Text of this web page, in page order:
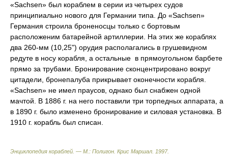
«Sachsen» был кораблем в серии из четырех судов
принципиально нового для Германии типа. До «Sachsen»
Германия строила броненосцы только с бортовым
расположеним батарейной артиллерии. На этих же кораблях
два 260-мм (10,25") орудия располагались в грушевидном
редуте в носу корабля, а остальные  в прямоугольном барбете
прямо за трубами. Бронирование сконцентрировано вокруг
цитадели, бронепалуба прикрывает оконечности корабля.
«Sachsen» не имел праусов, однако был снабжен одной
мачтой. В 1886 г. на него поставили три торпедных аппарата, а
в 1890 г. было изменено бронирование и силовая установка. В
1910 г. корабль был списан.
Энциклопедия кораблей. — М.: Полигон Крис Маршал 1997.